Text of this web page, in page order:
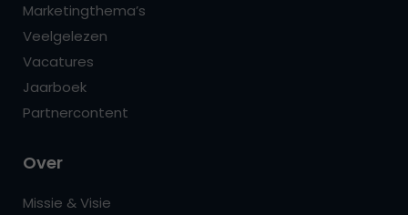
Marketingthema’s
Veelgelezen
Vacatures
Jaarboek
Partnercontent
Over
Missie & Visie